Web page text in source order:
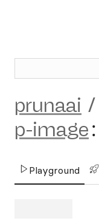
prunaai /
p-image:
Playground